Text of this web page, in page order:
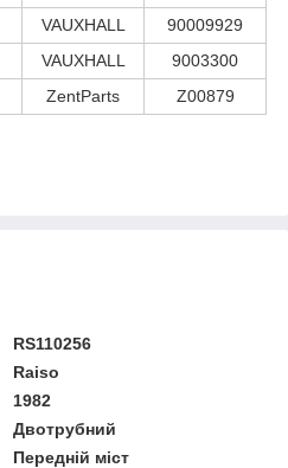
VAUXHALL
90009929
VAUXHALL
9003300
ZentParts Z00879
RS110256
Raiso
1982
Двотрубний
Передній міст